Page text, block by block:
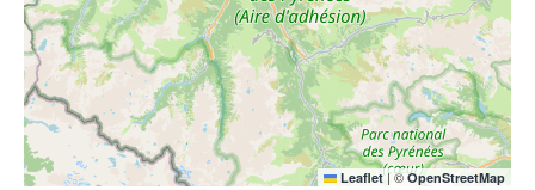
Leaflet |©OpenStreetMap